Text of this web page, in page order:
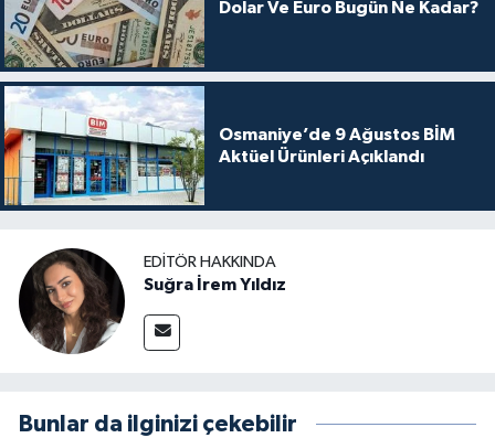
Dolar Ve Euro Bugün Ne Kadar?
Osmaniye’de 9 Ağustos BİM
Aktüel Ürünleri Açıklandı
EDITÖR HAKKINDA
Suğra İrem Yıldız
Bunlar da ilginizi çekebilir